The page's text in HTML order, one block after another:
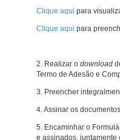
Clique aqui para
Clique aqui para
2. Realizar o download
Termo de Adesão e
3. Preencher
4. Assinar os
5. Encaminhar o
e assinados, juntamente